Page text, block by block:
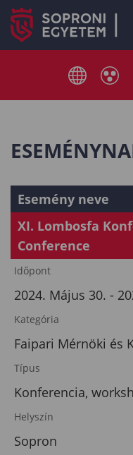
Esemény neve
XI. Lombosfa
Conference
Időpont
2024. Május 30. -
Kategória
Faipari Mérnöki és
Típus
Konferencia,
Helyszín
Sopron